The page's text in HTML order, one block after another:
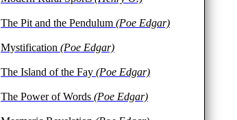
The Pit and the Pendulum (Poe Edgar)
Mystification (Poe Edgar)
The Island of the Fay (Poe Edgar)
The Power of Words (Poe Edgar)